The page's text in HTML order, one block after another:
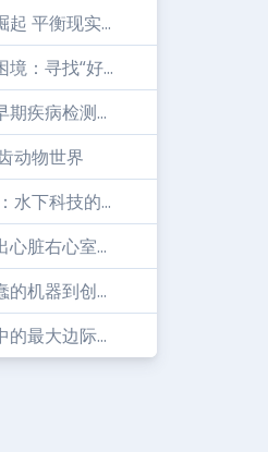
平衡现实...
：寻找“好...
疾病检测...
动物世界
水下科技的...
心脏右心室...
机器到创...
最大边际...